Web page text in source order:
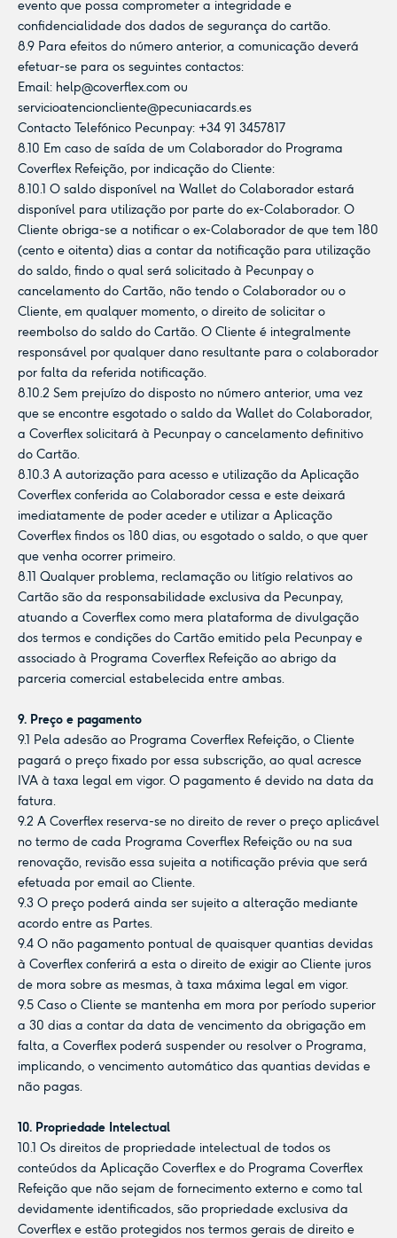
evento que possa comprometer a integridade e
confidencialidade dos dados de segurança do cartão.
8.9 Para efeitos do número anterior, a comunicação deverá
efetuar-se para os seguintes contactos:
Email: help@coverflex.com ou
servicioatencioncliente@pecuniacards.es
Contacto Telefónico Pecunpay: +34 91 3457817
8.10 Em caso de saída de um Colaborador do Programa
Coverflex Refeição, por indicação do Cliente:
8.10.1 O saldo disponível na Wallet do Colaborador estará
disponível para utilização por parte do ex-Colaborador. O
Cliente obriga-se a notificar o ex-Colaborador de que tem 180
(cento e oitenta) dias a contar da notificação para utilização
do saldo, findo o qual será solicitado à Pecunpay o
cancelamento do Cartão, não tendo o Colaborador ou o
Cliente, em qualquer momento, o direito de solicitar o
reembolso do saldo do Cartão. O Cliente é integralmente
responsável por qualquer dano resultante para o colaborador
por falta da referida notificação.
8.10.2 Sem prejuízo do disposto no número anterior, uma vez
que se encontre esgotado o saldo da Wallet do Colaborador,
a Coverflex solicitará à Pecunpay o cancelamento definitivo
do Cartão.
8.10.3 A autorização para acesso e utilização da Aplicação
Coverflex conferida ao Colaborador cessa e este deixará
imediatamente de poder aceder e utilizar a Aplicação
Coverflex findos os 180 dias, ou esgotado o saldo, o que quer
que venha ocorrer primeiro.
8.11 Qualquer problema, reclamação ou litígio relativos ao
Cartão são da responsabilidade exclusiva da Pecunpay,
atuando a Coverflex como mera plataforma de divulgação
dos termos e condições do Cartão emitido pela Pecunpay e
associado à Programa Coverflex Refeição ao abrigo da
parceria comercial estabelecida entre ambas.
9. Preço e pagamento
9.1 Pela adesão ao Programa Coverflex Refeição, o Cliente
pagará o preço fixado por essa subscrição, ao qual acresce
IVA à taxa legal em vigor. O pagamento é devido na data da
fatura.
9.2 A Coverflex reserva-se no direito de rever o preço aplicável
no termo de cada Programa Coverflex Refeição ou na sua
renovação, revisão essa sujeita a notificação prévia que será
efetuada por email ao Cliente.
9.3 O preço poderá ainda ser sujeito a alteração mediante
acordo entre as Partes.
9.4 O não pagamento pontual de quaisquer quantias devidas
à Coverflex conferirá a esta o direito de exigir ao Cliente juros
de mora sobre as mesmas, à taxa máxima legal em vigor.
9.5 Caso o Cliente se mantenha em mora por período superior
a 30 dias a contar da data de vencimento da obrigação em
falta, a Coverflex poderá suspender ou resolver o Programa,
implicando, o vencimento automático das quantias devidas e
não pagas.
10. Propriedade Intelectual
10.1 Os direitos de propriedade intelectual de todos os
conteúdos da Aplicação Coverflex e do Programa Coverflex
Refeição que não sejam de fornecimento externo e como tal
devidamente identificados, são propriedade exclusiva da
Coverflex e estão protegidos nos termos gerais de direito e